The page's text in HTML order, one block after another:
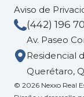
Aviso de
(442) 196
Av. Paseo
Residencial
Querétaro,
© 2026 Nexxo Real